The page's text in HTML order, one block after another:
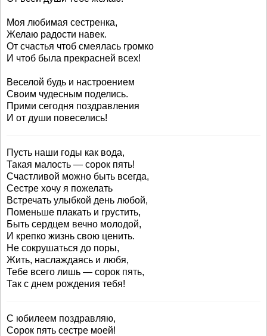
Моя любимая сестренка,
Желаю радости навек.
От счастья чтоб смеялась громко
И чтоб была прекрасней всех!
Веселой будь и настроением
Своим чудесным поделись.
Прими сегодня поздравления
И от души повеселись!
Пусть наши годы как вода,
Такая малость — сорок пять!
Счастливой можно быть всегда,
Сестре хочу я пожелать
Встречать улыбкой день любой,
Поменьше плакать и грустить,
Быть сердцем вечно молодой,
И крепко жизнь свою ценить.
Не сокрушаться до поры,
Жить, наслаждаясь и любя,
Тебе всего лишь — сорок пять,
Так с днем рождения тебя!
С юбилеем поздравляю,
Сорок пять сестре моей!